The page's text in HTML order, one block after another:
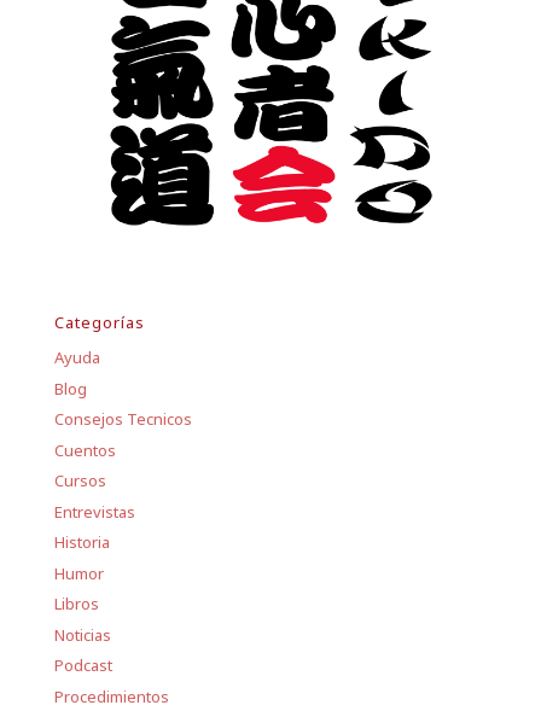
Categorías
Ayuda
Blog
Consejos Tecnicos
Cuentos
Cursos
Entrevistas
Historia
Humor
Libros
Noticias
Podcast
Procedimientos